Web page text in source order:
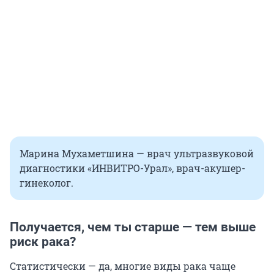
Марина Мухаметшина — врач ультразвуковой
диагностики «ИНВИТРО-Урал», врач-акушер-
гинеколог.
Получается, чем ты старше — тем выше
риск рака?
Статистически — да, многие виды рака чаще